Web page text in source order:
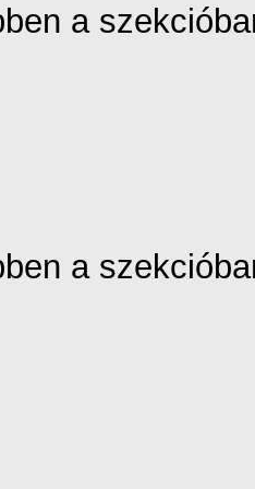
a
a